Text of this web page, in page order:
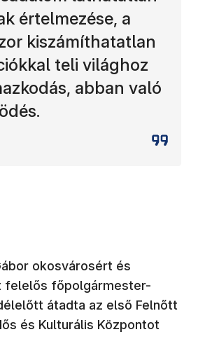
értelmezése, a
kiszámíthatatlan
teli világhoz
abban való
okosvárosért és
felelős főpolgármester-
átadta az első Felnőtt
és Kulturális Központot